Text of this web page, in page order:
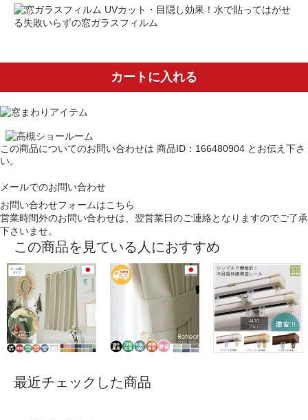
UVカット・目隠し効果！水で貼ってはがせ
る失敗いらずの窓ガラスフィルム
カートに入れる
この商品についてのお問い合わせは 商品ID：166480904 とお伝え下さ
い。
メールでのお問い合わせ
お問い合わせフォームはこちら
営業時間外のお問い合わせは、翌営業日のご連絡となりますのでご了承
下さいませ。
この商品を見ている人におすすめ
最近チェックした商品